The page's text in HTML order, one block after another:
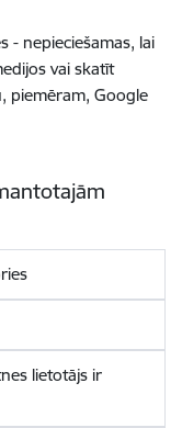
- nepieciešamas, lai
vai skatīt
piemēram, Google
lietotājs ir